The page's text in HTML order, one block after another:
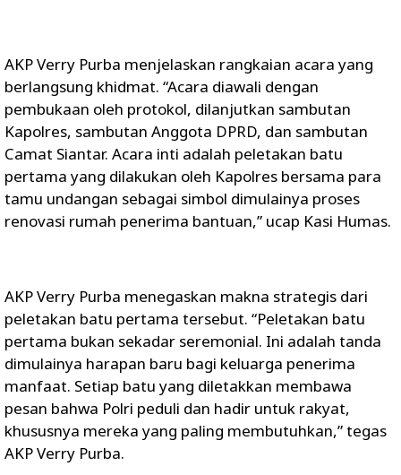
AKP Verry Purba menjelaskan rangkaian acara yang
berlangsung khidmat. “Acara diawali dengan
pembukaan oleh protokol, dilanjutkan sambutan
Kapolres, sambutan Anggota DPRD, dan sambutan
Camat Siantar. Acara inti adalah peletakan batu
pertama yang dilakukan oleh Kapolres bersama para
tamu undangan sebagai simbol dimulainya proses
renovasi rumah penerima bantuan,” ucap Kasi Humas.
AKP Verry Purba menegaskan makna strategis dari
peletakan batu pertama tersebut. “Peletakan batu
pertama bukan sekadar seremonial. Ini adalah tanda
dimulainya harapan baru bagi keluarga penerima
manfaat. Setiap batu yang diletakkan membawa
pesan bahwa Polri peduli dan hadir untuk rakyat,
khususnya mereka yang paling membutuhkan,” tegas
AKP Verry Purba.